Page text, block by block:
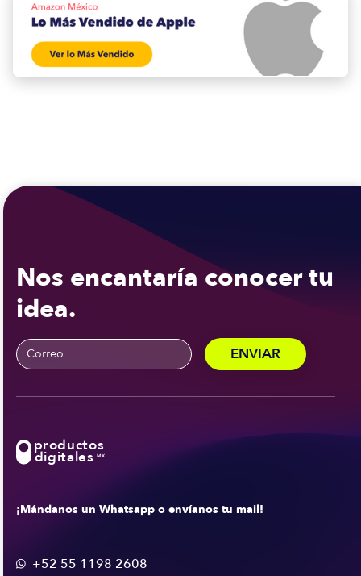
Nos encantaría conocer tu
idea.
productos
digitales MX
¡Mándanos un Whatsapp o envíanos tu mail!
 +52 55 1198 2608